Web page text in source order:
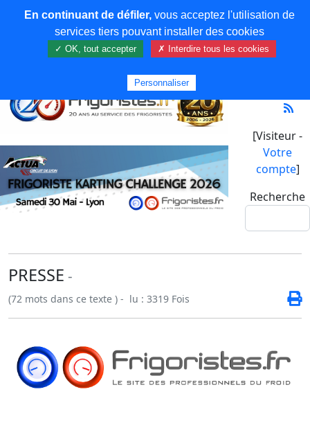
[Visiteur -
Votre
compte]
Recherche
PRESSE -
(72 mots dans ce texte ) - lu : 3319 Fois
En continuant de défiler,vous acceptez l'utilisation de
services tiers pouvant installer des cookies
✓ OK, tout accepter ✗ Interdire tous les cookies
Personnaliser